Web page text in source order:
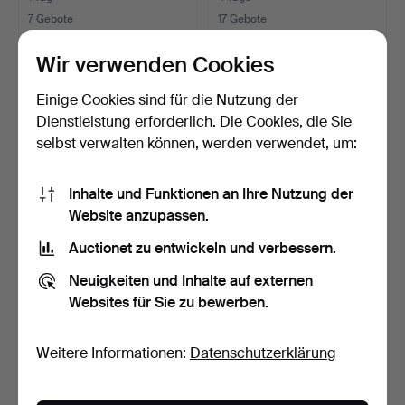
7 Gebote
17 Gebote
grün/rot/braun, 195 x 140…
signiert JK für Karin Jöns…
23 Std
Wir verwenden Cookies
Einige Cookies sind für die Nutzung der
Dienstleistung erforderlich. Die Cookies, die Sie
selbst verwalten können, werden verwendet, um:
Inhalte und Funktionen an Ihre Nutzung der
Website anzupassen.
Auctionet zu entwickeln und verbessern.
Neuigkeiten und Inhalte auf externen
Websites für Sie zu bewerben.
Weitere Informationen: Datenschutzerklärung